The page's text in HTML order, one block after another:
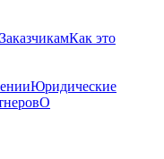
ЗаказчикамКак это
Юридические
О